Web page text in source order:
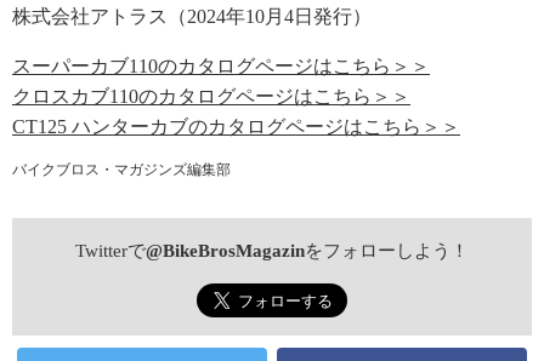
株式会社アトラス（2024年10月4日発行）
スーパーカブ110のカタログページはこちら＞＞
クロスカブ110のカタログページはこちら＞＞
CT125 ハンターカブのカタログページはこちら＞＞
バイクブロス・マガジンズ編集部
Twitterで@BikeBrosMagazinをフォローしよう！